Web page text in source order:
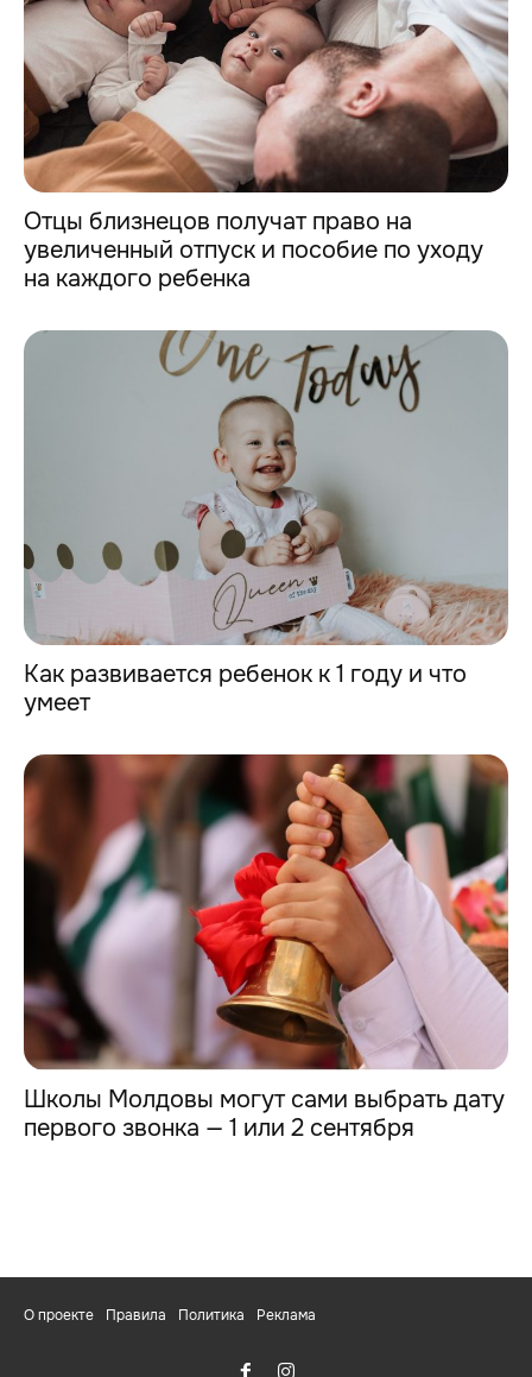
Отцы близнецов получат право на
увеличенный отпуск и пособие по уходу
на каждого ребенка
Как развивается ребенок к 1 году и что
умеет
Школы Молдовы могут сами выбрать дату
первого звонка — 1 или 2 сентября
О проекте Правила Политика Реклама